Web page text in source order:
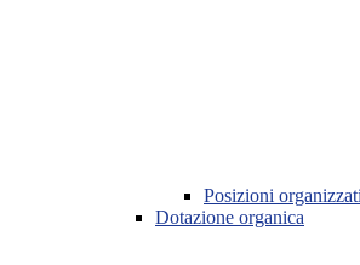
Posizioni
Dotazione organica